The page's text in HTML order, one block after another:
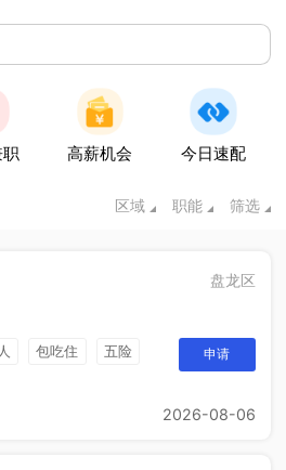
高薪机会 今日速配
区域 职能 筛选
盘龙区
包吃住
五险
申请
2026-08-06